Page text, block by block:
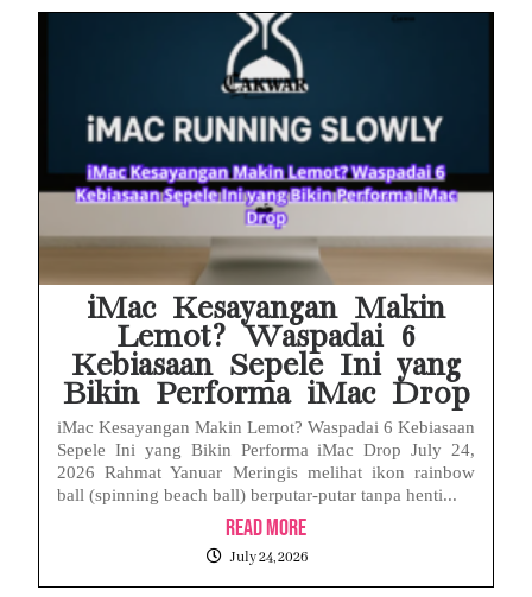
iMac Kesayangan Makin
Lemot? Waspadai 6
Kebiasaan Sepele Ini yang
Bikin Performa iMac Drop
iMac Kesayangan Makin Lemot? Waspadai 6 Kebiasaan
Sepele Ini yang Bikin Performa iMac Drop July 24,
2026 Rahmat Yanuar Meringis melihat ikon rainbow
ball (spinning beach ball) berputar-putar tanpa henti...
Read More
July 24, 2026